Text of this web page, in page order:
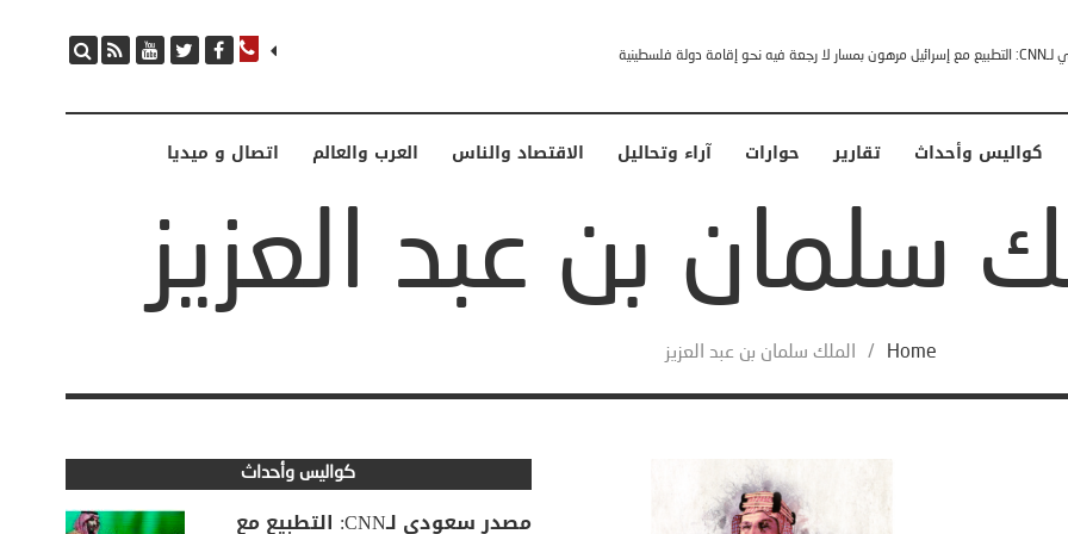
مصدر سعودي لـCNN: التطبيع مع إسرائيل مرهون بمسار لا رجعة فيه نحو إقامة دولة فلسطينية
كواليس وأحداث تقارير حوارات آراء وتحاليل الاقتصاد والناس العرب والعالم اتصال و ميديا
Home
/ الملك سلمان بن عبد العزيز
كواليس وأحداث
مصدر سعودي لـCNN: التطبيع مع